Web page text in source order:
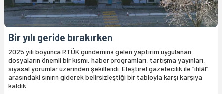
Bir yılı geride bırakırken
2025 yılı boyunca RTÜK gündemine gelen yaptırım uygulanan
dosyaların önemli bir kısmı, haber programları, tartışma yayınları,
siyasal yorumlar üzerinden şekillendi. Eleştirel gazetecilik ile “ihlâl”
arasındaki sınırın giderek belirsizleştiği bir tabloyla karşı karşıya
kaldık.